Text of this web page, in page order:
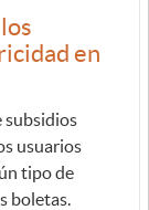
en
subsidios
usuarios
tipo de
boletas.